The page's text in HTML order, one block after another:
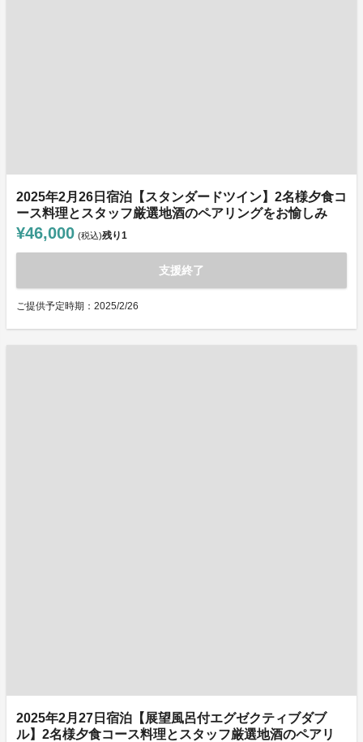
2025年2月26日宿泊【スタンダードツイン】2名様夕食コ
ース料理とスタッフ厳選地酒のペアリングをお愉しみ
¥46,000 (税込)残り1
支援終了
ご提供予定時期：2025/2/26
2025年2月27日宿泊【展望風呂付エグゼクティブダブ
ル】2名様夕食コース料理とスタッフ厳選地酒のペアリ